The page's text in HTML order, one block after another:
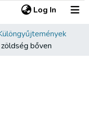
Log In (current)
bőven